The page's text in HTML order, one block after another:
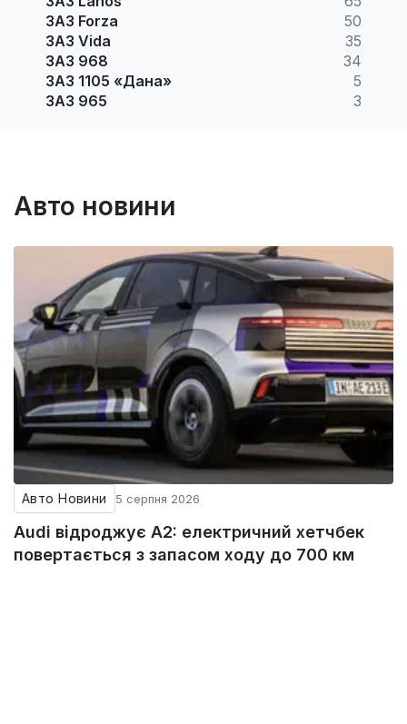
ЗАЗ Forza
50
ЗАЗ Vida
35
ЗАЗ 968
34
ЗАЗ 1105 «Дана»
5
ЗАЗ 965
3
Авто новини
Авто Новини 5 серпня 2026
Audi відроджує A2: електричний хетчбек
повертається з запасом ходу до 700 км